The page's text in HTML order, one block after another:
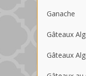
Ganache
Gâteaux
Gâteaux